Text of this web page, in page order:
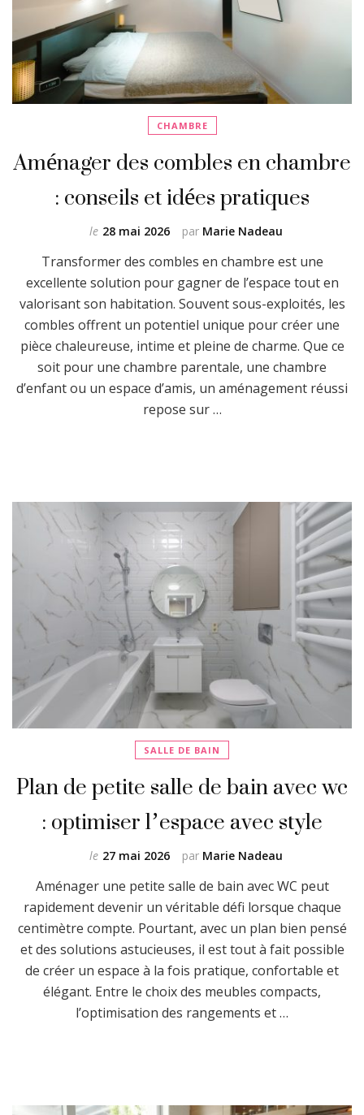
CHAMBRE
Aménager des combles en chambre
: conseils et idées pratiques
par Marie Nadeau
le 28 mai 2026
Transformer des combles en chambre est une
excellente solution pour gagner de l’espace tout en
valorisant son habitation. Souvent sous-exploités, les
combles offrent un potentiel unique pour créer une
pièce chaleureuse, intime et pleine de charme. Que ce
soit pour une chambre parentale, une chambre
d’enfant ou un espace d’amis, un aménagement réussi
repose sur …
SALLE DE BAIN
Plan de petite salle de bain avec wc
: optimiser l’espace avec style
par Marie Nadeau
le 27 mai 2026
Aménager une petite salle de bain avec WC peut
rapidement devenir un véritable défi lorsque chaque
centimètre compte. Pourtant, avec un plan bien pensé
et des solutions astucieuses, il est tout à fait possible
de créer un espace à la fois pratique, confortable et
élégant. Entre le choix des meubles compacts,
l’optimisation des rangements et …